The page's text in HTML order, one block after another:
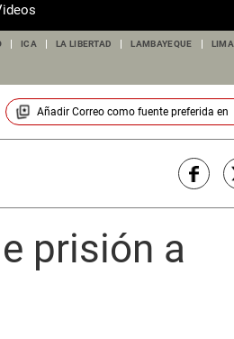
ICA LA LIBERTAD LAMBAYEQUE LIMA
Añadir Correocomo fuente preferida en
prisión a